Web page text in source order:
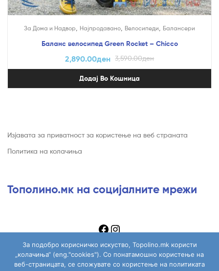
За Дома и Надвор Најпродавано Велосипеди Балансери
Баланс велосипед Green Rocket – Chicco
3,590.00ден
2,890.00ден
Додај Во Кошница
Изјавата за приватност за користење на веб страната
Политика на колачиња
Тополино.мк на социјалните мрежи
За подобро корисничко искуство, Topolino.mk користи
„колачиња“ (eng."cookies"). Со понатамошно користење на
веб-страницата, се сложувате со користење на политиката